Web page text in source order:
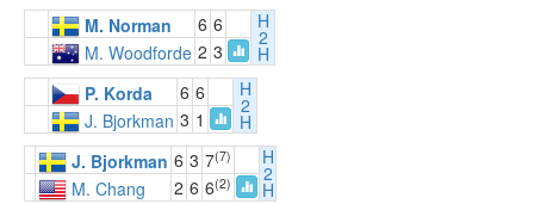
M. Norman
6 6 H
2
H
M. Woodforde 2 3
P. Korda
6 6 H
2
H
J. Bjorkman 3 1
J. Bjorkman 6 3 7(7) H
2
H
M. Chang 2 6 6(2)